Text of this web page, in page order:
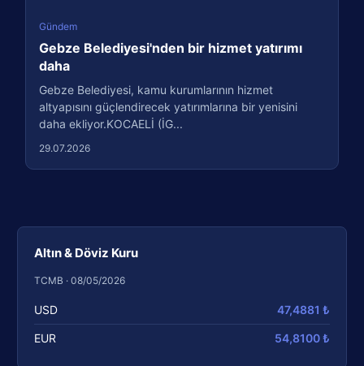
Altın & Döviz Kuru
TCMB · 08/05/2026
USD 47,4881 ₺
EUR 54,8100 ₺
Gündem
Gebze Belediyesi'nden bir hizmet yatırımı
daha
Gebze Belediyesi, kamu kurumlarının hizmet
altyapısını güçlendirecek yatırımlarına bir yenisini
daha ekliyor.KOCAELİ (İG...
29.07.2026